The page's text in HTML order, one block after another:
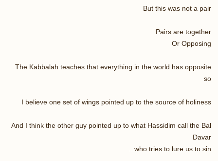
But this was not a pair
Pairs are together
Or Opposing
The Kabbalah teaches that everything in the world has opposite
so
I believe one set of wings pointed up to the source of holiness
And I think the other guy pointed up to what Hassidim call the Bal
Davar
who tries to lure us to sin...